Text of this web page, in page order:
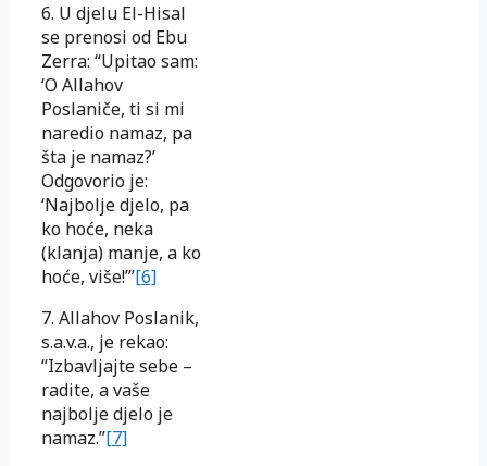
6. U djelu El-Hisal
se prenosi od Ebu
Zerra: “Upitao sam:
‘O Allahov
Poslaniče, ti si mi
naredio namaz, pa
šta je namaz?’
Odgovorio je:
‘Najbolje djelo, pa
ko hoće, neka
(klanja) manje, a ko
hoće, više!’”[6]
7. Allahov Poslanik,
s.a.v.a., je rekao:
“Izbavljajte sebe –
radite, a vaše
najbolje djelo je
namaz.”[7]